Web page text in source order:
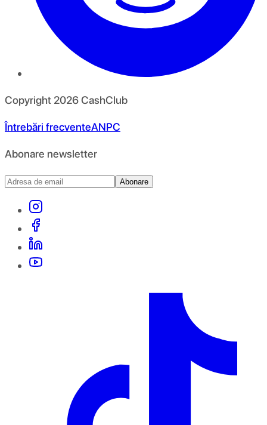
Copyright 2026CashClub
Întrebări frecventeANPC
Abonare newsletter
Abonare